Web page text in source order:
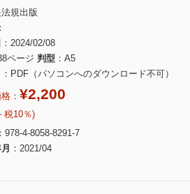
規出版
2024/02/08
ページ 判型
A5
PDF（パソコンへのダウンロード不可）
： ¥2,200
税10％)
978-4-8058-8291-7
2021/04